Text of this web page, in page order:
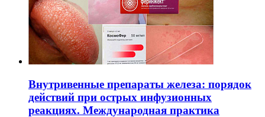
Внутривенные препараты железа: порядок
действий при острых инфузионных
реакциях. Международная практика